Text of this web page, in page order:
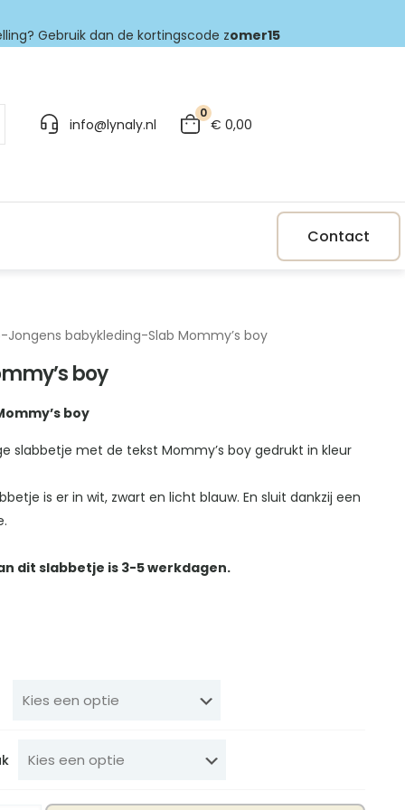
Gebruik dan de kortingscode zomer15
info@lynaly.nl
0
€ 0,00
Contact
-Jongens babykleding-Slab Mommy’s boy
boy
boy
slabbetje met de tekst Mommy’s boy gedrukt in kleur
is er in wit, zwart en licht blauw. En sluit dankzij een
dit slabbetje is 3-5 werkdagen.